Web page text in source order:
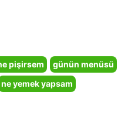
pişirsem
günün menüsü
ne yemek yapsam